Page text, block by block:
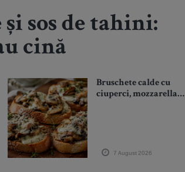
sos de tahini:
cină
Bruschete calde cu
ciuperci, mozzarella și
7 August 2026